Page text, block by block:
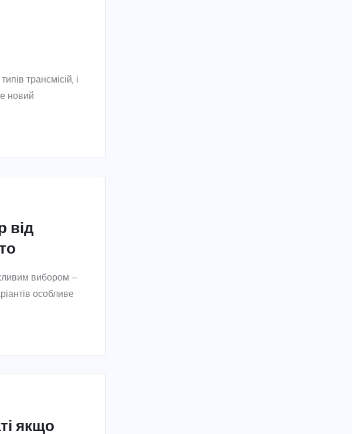
трансмісій, і
новий
від
вибором –
особливе
якщо